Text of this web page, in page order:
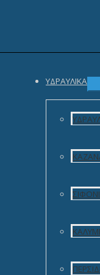
ΥΔΡΑΥΛΙΚΆ
Διατίθεται με
Χαρακτηριστικά:
Ελάχιστη Πίεση
Κατασκευαστής:
Σχετικά